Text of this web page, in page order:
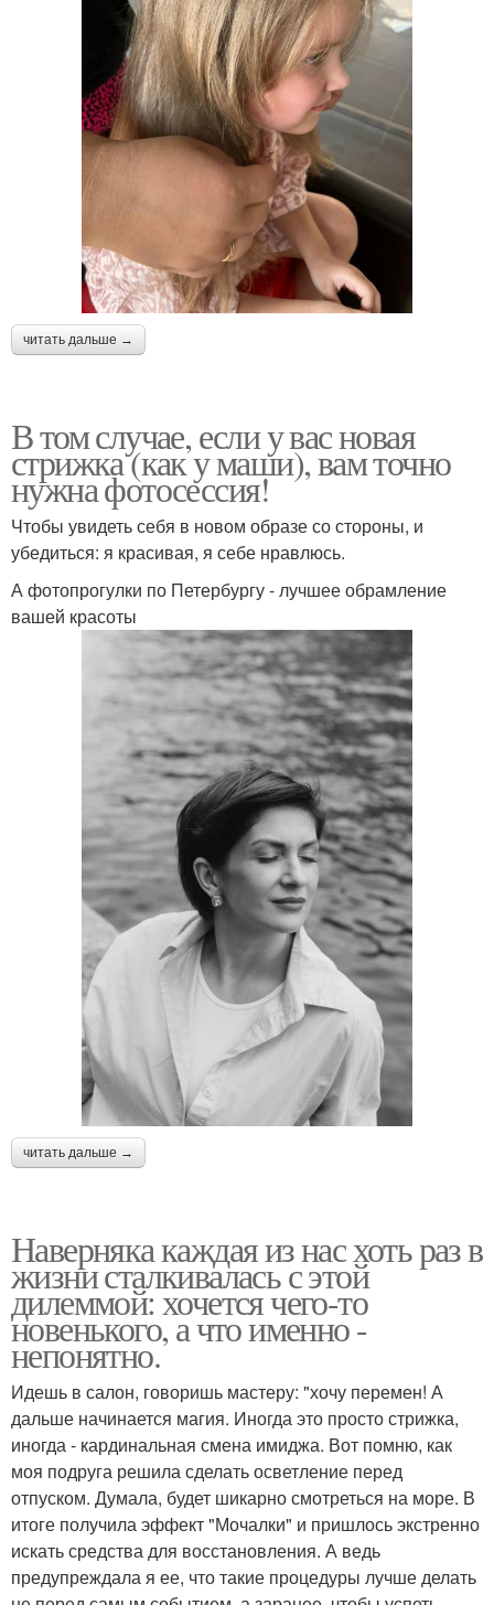
читать дальше →
В том случае, если у вас новая
стрижка (как у маши), вам точно
нужна фотосессия!
Чтобы увидеть себя в новом образе со стороны, и
убедиться: я красивая, я себе нравлюсь.
А фотопрогулки по Петербургу - лучшее обрамление
вашей красоты
читать дальше →
Наверняка каждая из нас хоть раз в
жизни сталкивалась с этой
дилеммой: хочется чего-то
новенького, а что именно -
непонятно.
Идешь в салон, говоришь мастеру: "хочу перемен! А
дальше начинается магия. Иногда это просто стрижка,
иногда - кардинальная смена имиджа. Вот помню, как
моя подруга решила сделать осветление перед
отпуском. Думала, будет шикарно смотреться на море. В
итоге получила эффект "Мочалки" и пришлось экстренно
искать средства для восстановления. А ведь
предупреждала я ее, что такие процедуры лучше делать